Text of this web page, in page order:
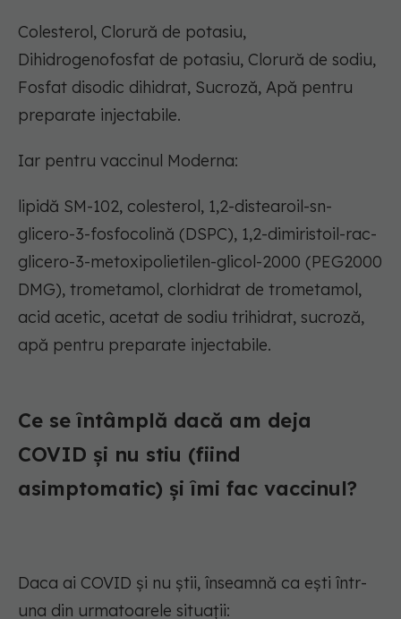
Colesterol, Clorură de potasiu,
Dihidrogenofosfat de potasiu, Clorură de sodiu,
Fosfat disodic dihidrat, Sucroză, Apă pentru
preparate injectabile.
Iar pentru vaccinul Moderna:
lipidă SM-102, colesterol, 1,2-distearoil-sn-
glicero-3-fosfocolină (DSPC), 1,2-dimiristoil-rac-
glicero-3-metoxipolietilen-glicol-2000 (PEG2000
DMG), trometamol, clorhidrat de trometamol,
acid acetic, acetat de sodiu trihidrat, sucroză,
apă pentru preparate injectabile.
Ce se întâmplă dacă am deja
COVID și nu stiu (fiind
asimptomatic) și îmi fac vaccinul?
Daca ai COVID și nu știi, înseamnă ca ești într-
una din urmatoarele situații: